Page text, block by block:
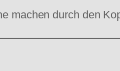
machen durch den